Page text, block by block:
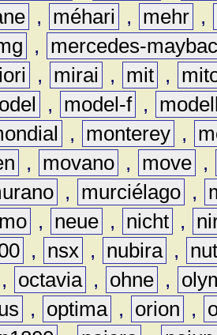
, méhari , mehr ,
,
mercedes-
, mirai , mit ,
, model-f ,
, monterey ,
, movano , move ,
, murciélago ,
, neue , nicht ,
, nsx , nubira ,
, octavia , ohne ,
, optima , orion ,